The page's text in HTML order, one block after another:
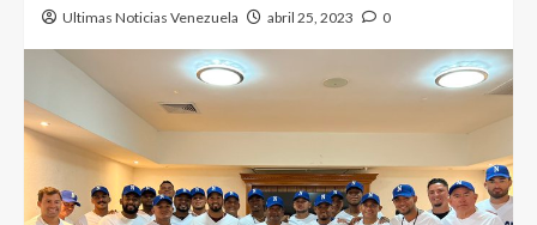
Ultimas Noticias Venezuela abril 25, 2023 0